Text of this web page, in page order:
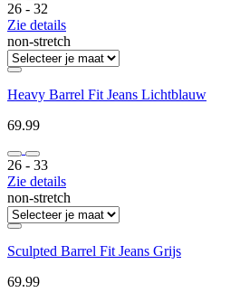
26 ‐ 32
Zie details
non-stretch
Heavy Barrel Fit Jeans Lichtblauw
69.99
26 ‐ 33
Zie details
non-stretch
Sculpted Barrel Fit Jeans Grijs
69.99